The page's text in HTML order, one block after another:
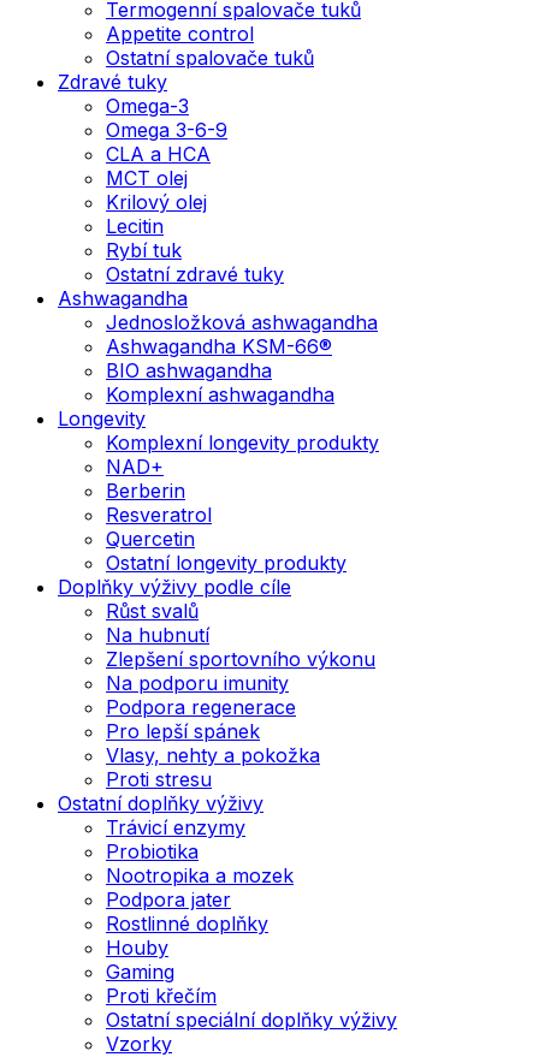
Termogenní spalovače tuků
Appetite control
Ostatní spalovače tuků
Zdravé tuky
Omega-3
Omega 3-6-9
CLA a HCA
MCT olej
Krilový olej
Lecitin
Rybí tuk
Ostatní zdravé tuky
Ashwagandha
Jednosložková ashwagandha
Ashwagandha KSM-66®
BIO ashwagandha
Komplexní ashwagandha
Longevity
Komplexní longevity produkty
NAD+
Berberin
Resveratrol
Quercetin
Ostatní longevity produkty
Doplňky výživy podle cíle
Růst svalů
Na hubnutí
Zlepšení sportovního výkonu
Na podporu imunity
Podpora regenerace
Pro lepší spánek
Vlasy, nehty a pokožka
Proti stresu
Ostatní doplňky výživy
Trávicí enzymy
Probiotika
Nootropika a mozek
Podpora jater
Rostlinné doplňky
Houby
Gaming
Proti křečím
Ostatní speciální doplňky výživy
Vzorky